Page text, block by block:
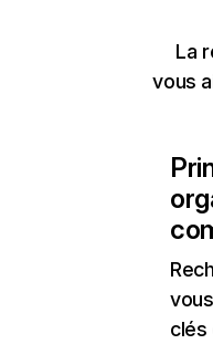
La
vous
clés